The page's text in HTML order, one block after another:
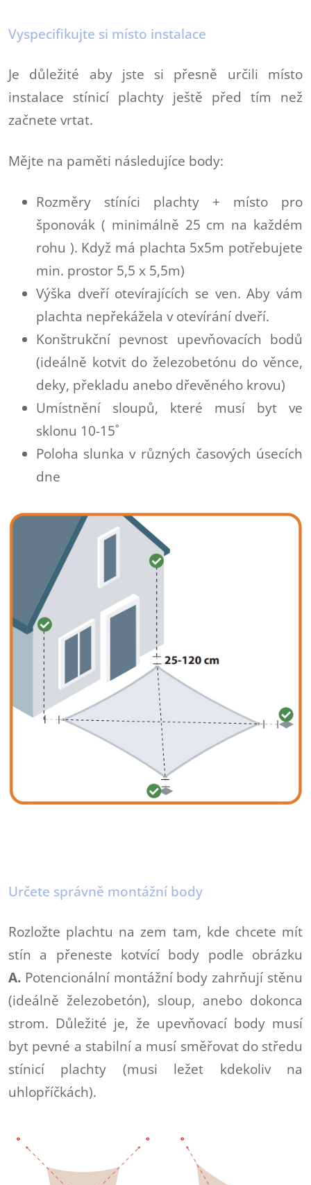
Vyspecifikujte si místo instalace
Je důležité aby jste si přesně určili místo
instalace stínicí plachty ještě před tím než
začnete vrtat.
Mějte na paměti následujíce body:
Rozměry stíníci plachty + místo pro
šponovák ( minimálně 25 cm na každém
rohu ). Když má plachta 5x5m potřebujete
min. prostor 5,5 x 5,5m)
Výška dveří otevírajících se ven. Aby vám
plachta nepřekážela v otevírání dveří.
Konštrukční pevnost upevňovacích bodů
(ideálně kotvit do železobetónu do věnce,
deky, překladu anebo dřevěného krovu)
Umístnění sloupů, které musí byt ve
sklonu 10-15˚
Poloha slunka v různých časových úsecích
dne
Určete správně montážní body
Rozložte plachtu na zem tam, kde chcete mít
stín a přeneste kotvící body podle obrázku
A. Potencionální montážní body zahrňují stěnu
(ideálně železobetón), sloup, anebo dokonca
strom. Důležité je, že upevňovací body musí
byt pevné a stabilní a musí směřovat do středu
stínicí plachty (musi ležet kdekoliv na
uhlopříčkách).